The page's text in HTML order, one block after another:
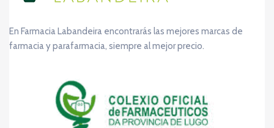
En Farmacia Labandeira encontrarás las mejores marcas de
farmacia y parafarmacia, siempre al mejor precio.